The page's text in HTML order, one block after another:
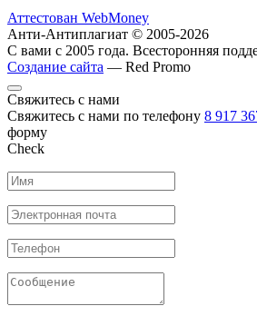
Аттестован WebMoney
Анти-Антиплагиат © 2005-2026
С вами с 2005 года. Всесторонняя
Создание сайта — Red Promo
Свяжитесь с нами
Свяжитесь с нами по телефону 8 917
форму
Check